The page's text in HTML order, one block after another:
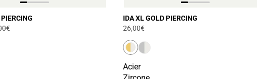
IDA XL GOLD PIERCING
26,00€
Acier